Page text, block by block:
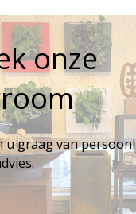
onze
u graag van